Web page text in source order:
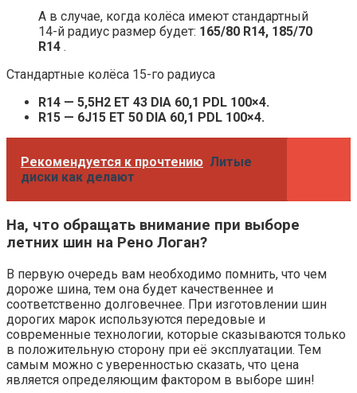
А в случае, когда колёса имеют стандартный
14-й радиус размер будет: 165/80 R14, 185/70
R14 .
Стандартные колёса 15-го радиуса
R14 — 5,5H2 ET 43 DIA 60,1 PDL 100×4.
R15 — 6J15 ET 50 DIA 60,1 PDL 100×4.
Рекомендуется к прочтению Литые
диски как делают
На, что обращать внимание при выборе
летних шин на Рено Логан?
В первую очередь вам необходимо помнить, что чем
дороже шина, тем она будет качественнее и
соответственно долговечнее. При изготовлении шин
дорогих марок используются передовые и
современные технологии, которые сказываются только
в положительную сторону при её эксплуатации. Тем
самым можно с уверенностью сказать, что цена
является определяющим фактором в выборе шин!